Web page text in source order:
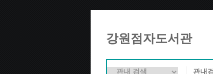
강원점자도서관